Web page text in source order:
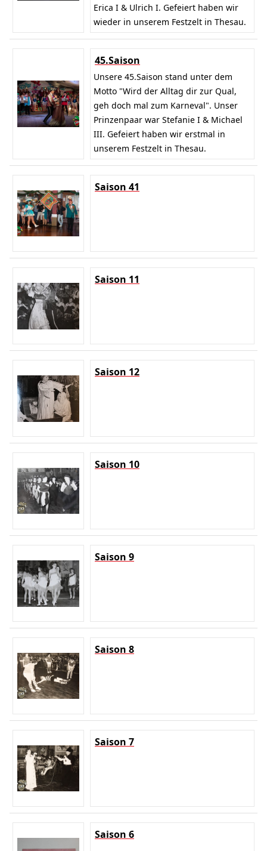
Erica I & Ulrich I. Gefeiert haben wir
wieder in unserem Festzelt in Thesau.
45.Saison
Unsere 45.Saison stand unter dem
Motto "Wird der Alltag dir zur Qual,
geh doch mal zum Karneval". Unser
Prinzenpaar war Stefanie I & Michael
III. Gefeiert haben wir erstmal in
unserem Festzelt in Thesau.
Saison 41
Saison 11
Saison 12
Saison 10
Saison 9
Saison 8
Saison 7
Saison 6